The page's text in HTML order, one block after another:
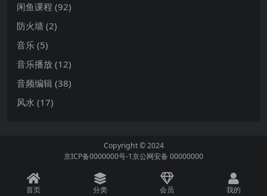
闲鱼课程 (92)
防火墙 (2)
音乐 (5)
音乐播放 (12)
音频编辑 (38)
风水 (17)
Copyright © 2024
京ICP备0000000号-1京公网安备 00000000
首页 分类 会员 我的